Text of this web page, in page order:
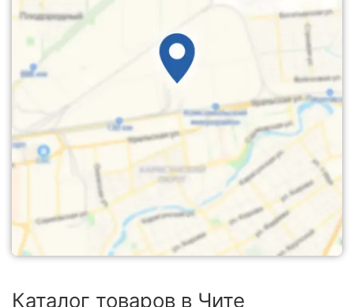
Каталог товаров в Чите